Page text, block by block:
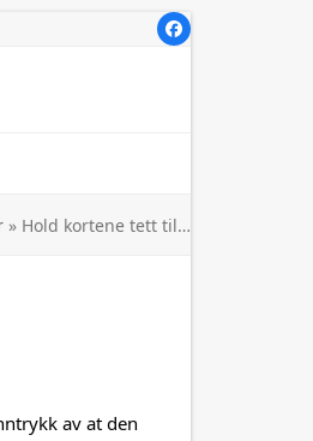
Facebook
» Hold kortene tett til…
av at den